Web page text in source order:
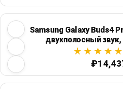
Samsung Galaxy Buds4
двухполосный звук,